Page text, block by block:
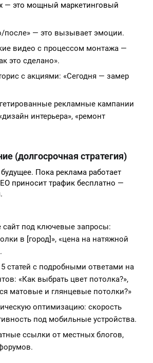
— это мощный маркетинговый
после» — это вызывает эмоции.
видео с процессом монтажа —
это сделано».
с акциями: «Сегодня — замер
рекламные кампании
интерьера», «ремонт
(долгосрочная стратегия)
Пока реклама работает
приносит трафик бесплатно —
сайт под ключевые запросы:
в [город]», «цена на натяжной
статей с подробными ответами на
«Как выбрать цвет потолка?»,
матовые и глянцевые потолки?»
оптимизацию: скорость
под мобильные устройства.
ссылки от местных блогов,